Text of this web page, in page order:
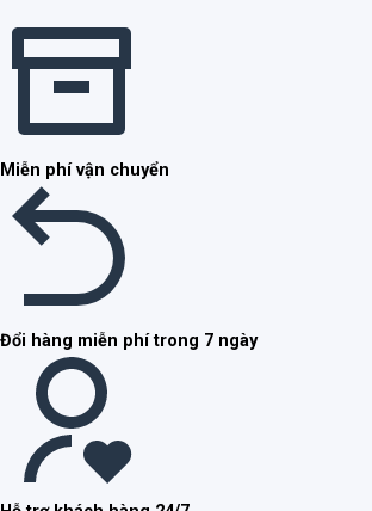
Miễn phí vận chuyển
Đổi hàng miễn phí trong 7 ngày